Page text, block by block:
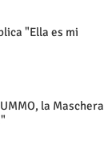
"Ella es mi
la Maschera